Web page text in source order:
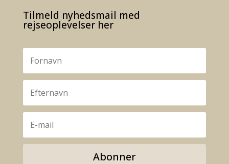
Tilmeld nyhedsmail med
rejseoplevelser her
Abonner